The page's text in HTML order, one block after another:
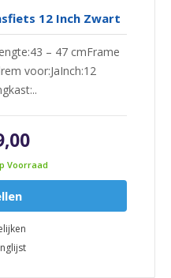
12 Inch Zwart
– 47 cmFrame
voor:JaInch:12
Voorraad